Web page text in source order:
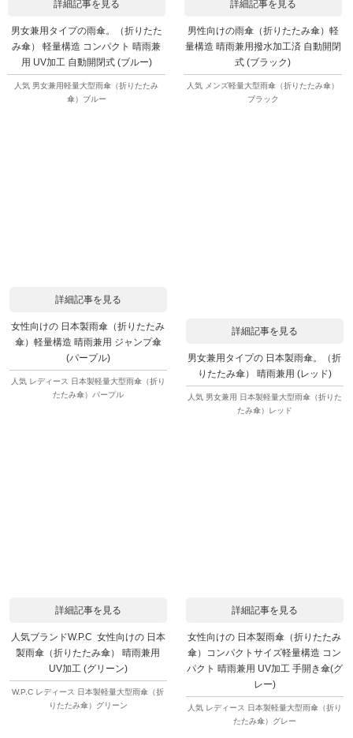
詳細記事を見る
男女兼用タイプの雨傘。（折りたた
み傘） 軽量構造 コンパクト 晴雨兼
用 UV加工 自動開閉式 (ブルー)
人気 男女兼用軽量大型雨傘（折りたたみ
傘）ブルー
詳細記事を見る
男性向けの雨傘（折りたたみ傘）軽
量構造 晴雨兼用撥水加工済 自動開閉
式 (ブラック)
人気 メンズ軽量大型雨傘（折りたたみ傘）
ブラック
詳細記事を見る
女性向けの 日本製雨傘（折りたたみ
傘）軽量構造 晴雨兼用 ジャンプ傘
(パープル)
人気 レディース 日本製軽量大型雨傘（折り
たたみ傘）パープル
詳細記事を見る
男女兼用タイプの 日本製雨傘。（折
りたたみ傘） 晴雨兼用 (レッド)
人気 男女兼用 日本製軽量大型雨傘（折りた
たみ傘）レッド
詳細記事を見る
人気ブランドW.P.C 女性向けの 日本
製雨傘（折りたたみ傘） 晴雨兼用
UV加工 (グリーン)
W.P.C レディース 日本製軽量大型雨傘（折
りたたみ傘）グリーン
詳細記事を見る
女性向けの 日本製雨傘（折りたたみ
傘）コンパクトサイズ軽量構造 コン
パクト 晴雨兼用 UV加工 手開き傘(グ
レー)
人気 レディース 日本製軽量大型雨傘（折り
たたみ傘）グレー